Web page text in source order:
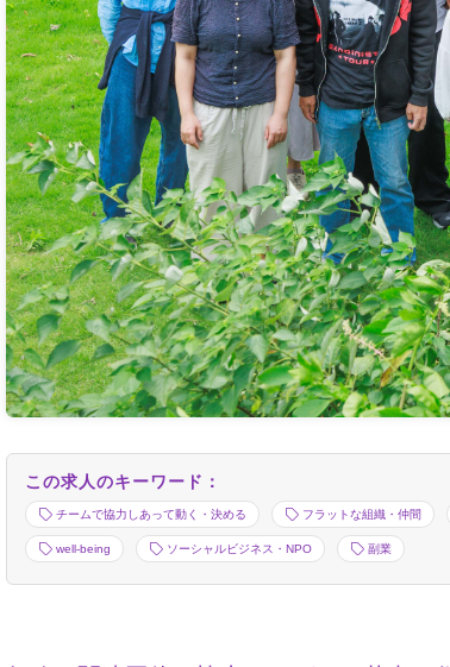
この求人のキーワード：
チームで協力しあって動く・決める フラットな組織・仲間
well-being ソーシャルビジネス・NPO 副業